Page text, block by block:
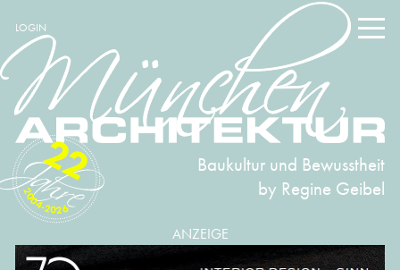
LOGIN
Baukultur und Bewusstheit
by Regine Geibel
2004-2026
22
ANZEIGE